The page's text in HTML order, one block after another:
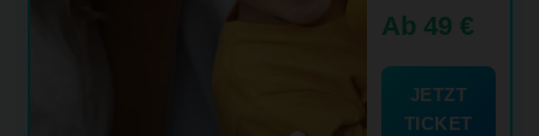
Ab 49 €
JETZT
TICKET